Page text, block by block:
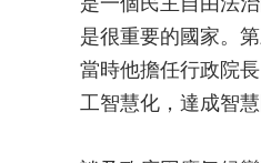
是很重要的國家。
當時他擔任行政院
工智慧化，達成智慧